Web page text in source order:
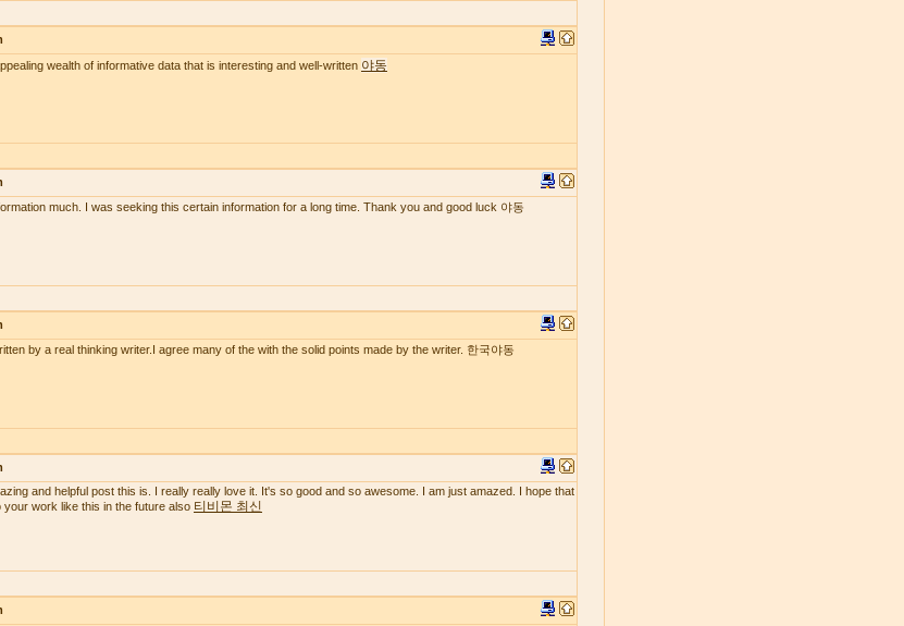
wealth of informative data that is interesting and well-written 야동
much. I was seeking this certain information for a long time. Thank you and good luck 야동
by a real thinking writer.I agree many of the with the solid points made by the writer. 한국야동
and helpful post this is. I really really love it. It's so good and so awesome. I am just amazed. I hope that
your work like this in the future also 티비몬 최신